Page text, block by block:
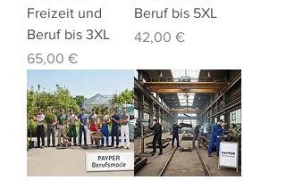
Freizeit und
Beruf bis 3XL
Preis
65,00 €
Beruf bis 5XL
Preis
42,00 €